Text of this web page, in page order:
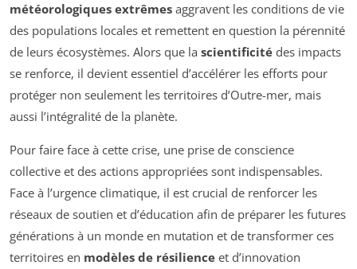
météorologiques extrêmes aggravent les conditions de vie
des populations locales et remettent en question la pérennité
de leurs écosystèmes. Alors que la scientificité des impacts
se renforce, il devient essentiel d’accélérer les efforts pour
protéger non seulement les territoires d’Outre-mer, mais
aussi l’intégralité de la planète.
Pour faire face à cette crise, une prise de conscience
collective et des actions appropriées sont indispensables.
Face à l’urgence climatique, il est crucial de renforcer les
réseaux de soutien et d’éducation afin de préparer les futures
générations à un monde en mutation et de transformer ces
territoires en modèles de résilience et d’innovation